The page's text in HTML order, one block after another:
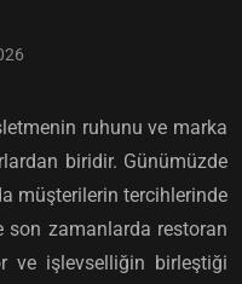
ruhunu ve marka
biridir. Günümüzde
müşterilerin tercihlerinde
son zamanlarda restoran
ve işlevselliğin birleştiği